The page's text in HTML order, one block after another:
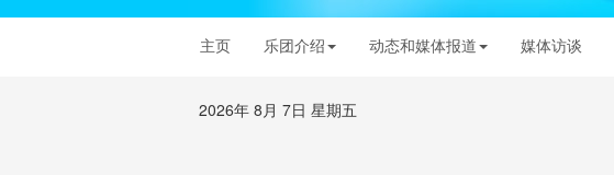
主页 乐团介绍 动态和媒体报道 媒体访谈
2026年 8月 7日 星期五